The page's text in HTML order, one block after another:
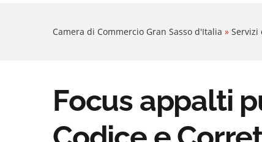
Camera di Commercio Gran Sasso d'Italia » Servizi
Focus appalti